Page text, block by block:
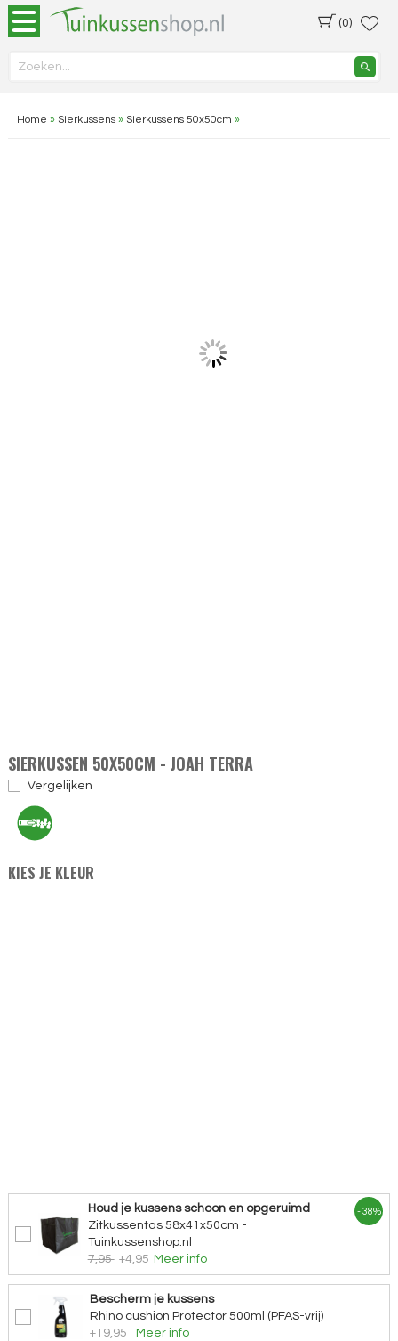
(0)
Home » Sierkussens» Sierkussens 50x50cm »
SIERKUSSEN 50X50CM - JOAH TERRA
Vergelijken
KIES JE KLEUR
Houd je kussens schoon en opgeruimd
Zitkussentas 58x41x50cm -
Tuinkussenshop.nl
7,95 +4,95 Meer info
- 38%
Bescherm je kussens
Rhino cushion Protector 500ml (PFAS-vrij)
+19,95
Meer info